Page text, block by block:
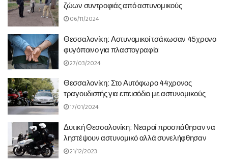
ζώων συντροφιάς από αστυνομικούς
06/11/2024
Θεσσαλονίκη: Αστυνομικοί τσάκωσαν 45χρονο
φυγόποινο για πλαστογραφία
27/03/2024
Θεσσαλονίκη: Στο Αυτόφωρο 44χρονος
τραγουδιστής για επεισόδιο με αστυνομικούς
17/01/2024
Δυτική Θεσσαλονίκη: Νεαροί προσπάθησαν να
ληστέψουν αστυνομικό αλλά συνελήφθησαν
21/12/2023